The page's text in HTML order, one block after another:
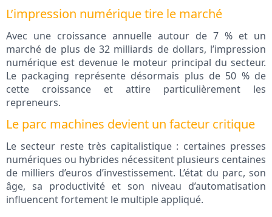
L’impression numérique tire le marché
Avec une croissance annuelle autour de 7 % et un
marché de plus de 32 milliards de dollars, l’impression
numérique est devenue le moteur principal du secteur.
Le packaging représente désormais plus de 50 % de
cette croissance et attire particulièrement les
repreneurs.
Le parc machines devient un facteur critique
Le secteur reste très capitalistique : certaines presses
numériques ou hybrides nécessitent plusieurs centaines
de milliers d’euros d’investissement. L’état du parc, son
âge, sa productivité et son niveau d’automatisation
influencent fortement le multiple appliqué.